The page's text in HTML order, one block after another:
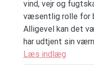
vind, vejr og
væsentlig rolle for
Alligevel kan det
har udtjent sin
Læs indlæg